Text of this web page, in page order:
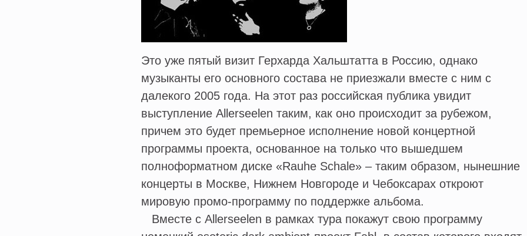
Это уже пятый визит Герхарда Хальштатта в Россию, однако
музыканты его основного состава не приезжали вместе с ним с
далекого 2005 года. На этот раз российская публика увидит
выступление Allerseelen таким, как оно происходит за рубежом,
причем это будет премьерное исполнение новой концертной
программы проекта, основанное на только что вышедшем
полноформатном диске «Rauhe Schale» – таким образом, нынешние
концерты в Москве, Нижнем Новгороде и Чебоксарах откроют
мировую промо-программу по поддержке альбома.
Вместе с Allerseelen в рамках тура покажут свою программу